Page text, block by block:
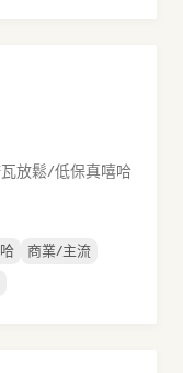
放鬆/低保真嘻哈
商業/主流